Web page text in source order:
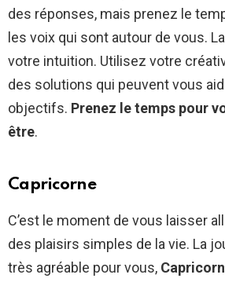
des réponses, mais prenez le
les voix qui sont autour de vous.
votre intuition. Utilisez votre
des solutions qui peuvent vous
objectifs. Prenez le temps pour
être.
Capricorne
C’est le moment de vous laisser
des plaisirs simples de la vie. La
très agréable pour vous,